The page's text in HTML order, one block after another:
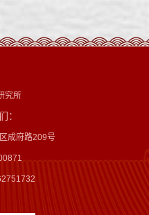
究所
：
成府路209号